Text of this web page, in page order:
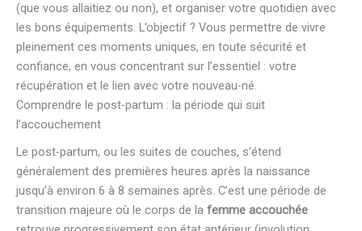
(que vous allaitiez ou non), et organiser votre quotidien avec
les bons équipements. L’objectif ? Vous permettre de vivre
pleinement ces moments uniques, en toute sécurité et
confiance, en vous concentrant sur l’essentiel : votre
récupération et le lien avec votre nouveau-né.
Comprendre le post-partum : la période qui suit
l’accouchement
Le post-partum, ou les suites de couches, s’étend
généralement des premières heures après la naissance
jusqu’à environ 6 à 8 semaines après. C’est une période de
transition majeure où le corps de la femme accouchée